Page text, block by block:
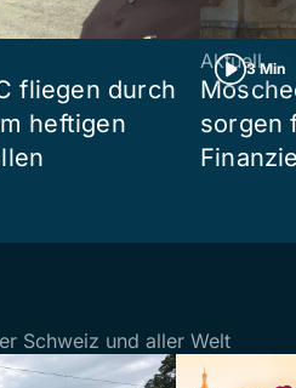
fliegen durch
heftigen
3 Min
Aktuell
sorgen
Schweiz und aller Welt